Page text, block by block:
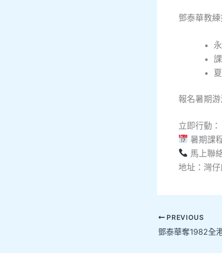
鄧泰華教
報名暑期
立即行動：
暑期課
馬上聯
地址：灣
PREVIOUS